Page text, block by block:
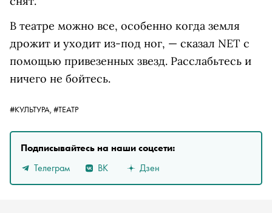
В театре можно все, особенно когда земля
дрожит и уходит из-под ног, — сказал NET с
помощью привезенных звезд. Расслабьтесь и
ничего не бойтесь.
#КУЛЬТУРА, #ТЕАТР
Подписывайтесь на наши соцсети:
Телеграм
ВК Дзен